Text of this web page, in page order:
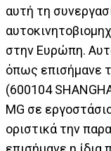
αυτή τη
στην Ευρώπη.
όπως επισήμανε
(600104
MG σε
οριστικά την